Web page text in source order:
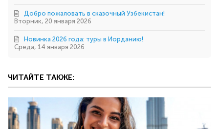
Вторник, 20 января 2026
Добро пожаловать в сказочный Узбекистан!
Среда, 14 января 2026
Новинка 2026 года: туры в Иорданию!
ЧИТАЙТЕ ТАКЖЕ: